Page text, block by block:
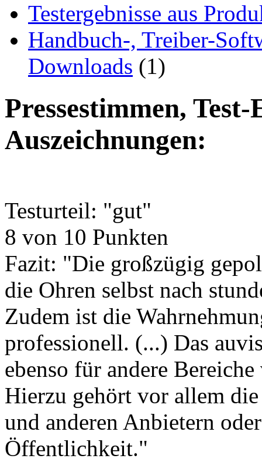
Testergebnisse aus
Handbuch-, Treiber-
Downloads (1)
Pressestimmen,
Auszeichnungen:
Testurteil: "gut"
8 von 10 Punkten
Fazit: "Die großzügig
die Ohren selbst nach
Zudem ist die
professionell. (...) Das
ebenso für andere
Hierzu gehört vor allem
und anderen Anbietern
Öffentlichkeit."